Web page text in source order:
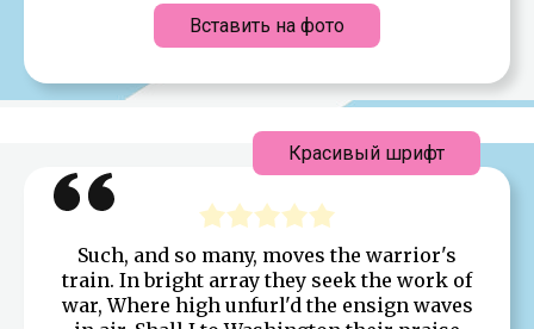
Вставить на фото
Such, and so many, moves the warrior's
train. In bright array they seek the work of
war, Where high unfurl'd the ensign waves
Красивый шрифт